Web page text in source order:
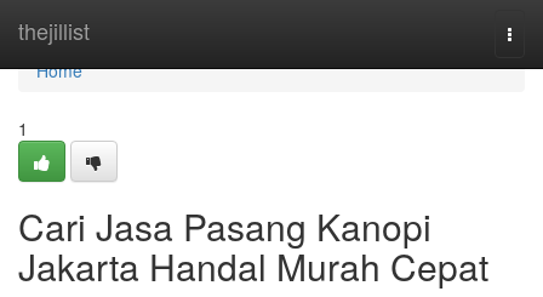
thejillist
Home
Home
1
Cari Jasa Pasang Kanopi
Jakarta Handal Murah Cepat